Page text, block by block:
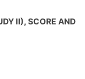
II), SCORE AND